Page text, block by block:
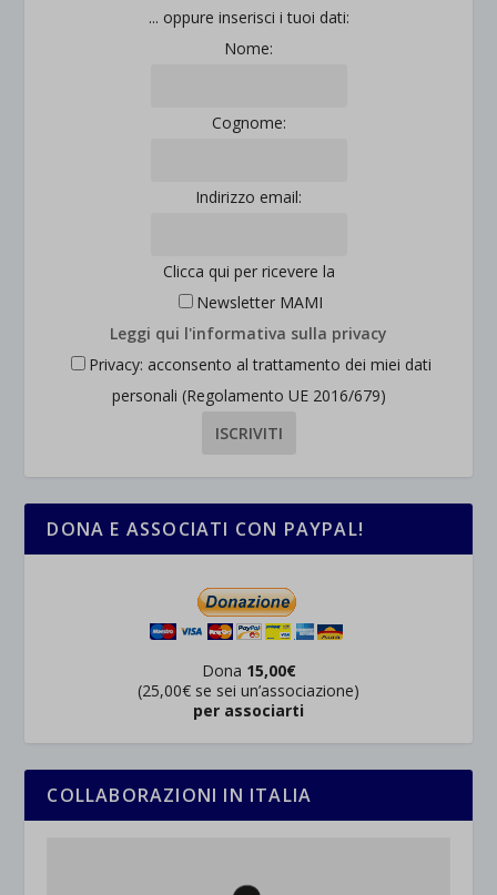
... oppure inserisci i tuoi dati:
Nome:
Cognome:
Indirizzo email:
Clicca qui per ricevere la
Newsletter MAMI
Leggi qui l'informativa sulla privacy
Privacy: acconsento al trattamento dei miei dati
personali (Regolamento UE 2016/679)
DONA E ASSOCIATI CON PAYPAL!
Dona 15,00€
(25,00€ se sei un’associazione)
per associarti
COLLABORAZIONI IN ITALIA